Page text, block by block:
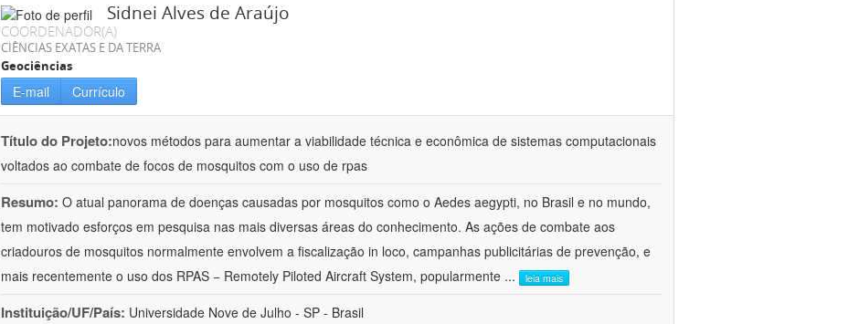
Sidnei Alves de Araújo
COORDENADOR(A)
CIÊNCIAS EXATAS E DA TERRA
Geociências
E-mail Currículo
Título do Projeto:novos métodos para aumentar a viabilidade técnica e econômica de sistemas computacionais
voltados ao combate de focos de mosquitos com o uso de rpas
Resumo: O atual panorama de doenças causadas por mosquitos como o Aedes aegypti, no Brasil e no mundo,
tem motivado esforços em pesquisa nas mais diversas áreas do conhecimento. As ações de combate aos
criadouros de mosquitos normalmente envolvem a fiscalização in loco, campanhas publicitárias de prevenção, e
mais recentemente o uso dos RPAS − Remotely Piloted Aircraft System, popularmente ... leia mais
Instituição/UF/País: Universidade Nove de Julho - SP - Brasil